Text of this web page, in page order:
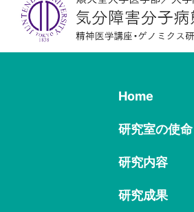
2020.10.04
2020.09.01
2020.08.17
2020.04.01
Home
研究室の使命
研究内容
研究成果